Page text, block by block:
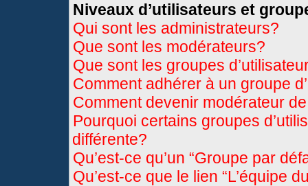
Niveaux d’utilisateurs et
Qui sont les administrateurs?
Que sont les modérateurs?
Que sont les groupes
Comment adhérer à un groupe
Comment devenir modérateur
Pourquoi certains groupes
différente?
Qu’est-ce qu’un “Groupe par
Qu’est-ce que le lien “L’équipe